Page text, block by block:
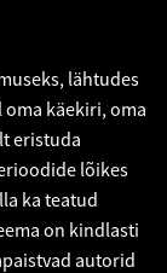
lähtudes
käekiri, oma
eristuda
lõikes
ka teatud
on kindlasti
autorid